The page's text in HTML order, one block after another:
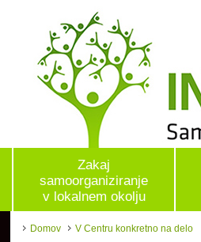
Zakaj
samoorganiziranje
v lokalnem okolju
Domov
V Centru konkretno na delo